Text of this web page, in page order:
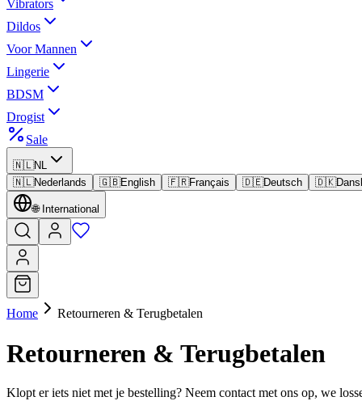
Vibrators
Dildos
Voor Mannen
Lingerie
BDSM
Drogist
Sale
🇳🇱NL
🇳🇱Nederlands 🇬🇧English 🇫🇷Français 🇩🇪Deutsch 🇩🇰
🌐 International
Home Retourneren & Terugbetalen
Retourneren & Terugbetalen
Klopt er iets niet met je bestelling? Neem contact met ons op, we